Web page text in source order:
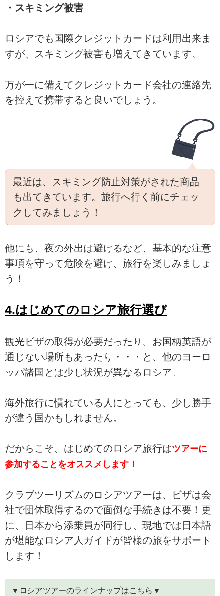
・スキミング被害
ロシアでも国際クレジットカードは利用出来ま
すが、スキミング被害も増えてきています。
万が一に備えてクレジットカード会社の連絡先
を控えて携帯すると良いでしょう 。
最近は、スキミング防止対策がされた商品
も出てきています。旅行へ行く前にチェッ
クしてみましょう！
他にも、夜の外出は避けるなど、基本的な注意
事項を守って危険を避け、旅行を楽しみましょ
う！
4.はじめてのロシア旅行選び
観光ビザの取得が必要だったり、お国柄英語が
通じない場所もあったり・・・と、他のヨーロ
ッパ諸国とは少し状況が異なるロシア。
海外旅行に慣れている人にとっても、少し勝手
が違う国かもしれません。
だからこそ、はじめてのロシア旅行はツアーに
参加することをオススメします！
クラブツーリズムのロシアツアーは、ビザは会
社で団体取得するので面倒な手続きは不要！更
に、日本から添乗員が同行し、現地では日本語
が堪能なロシア人ガイドが皆様の旅をサポート
します！
▼ロシアツアーのラインナップはこちら▼